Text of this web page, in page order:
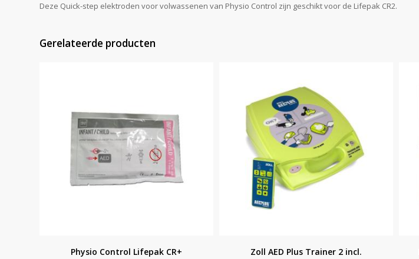
Deze Quick-step elektroden voor volwassenen van Physio Control zijn geschikt voor de Lifepak CR2.
Gerelateerde producten
Physio Control Lifepak CR+
Zoll AED Plus Trainer 2 incl.